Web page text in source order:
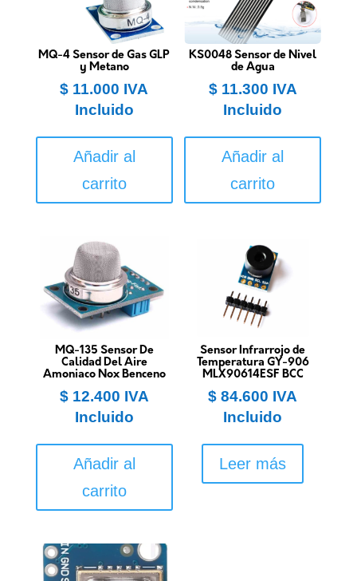
MQ-4 Sensor de Gas GLP
y Metano
$ 11.000 IVA
Incluido
Añadir al
carrito
KS0048 Sensor de Nivel
de Agua
$11.300 IVA
Incluido
Añadir al
carrito
MQ-135 Sensor De
Calidad Del Aire
Amoniaco Nox Benceno
$12.400 IVA
Incluido
Añadir al
carrito
Sensor Infrarrojo de
Temperatura GY-906
MLX90614ESF BCC
$ 84.600 IVA
Incluido
Leer más